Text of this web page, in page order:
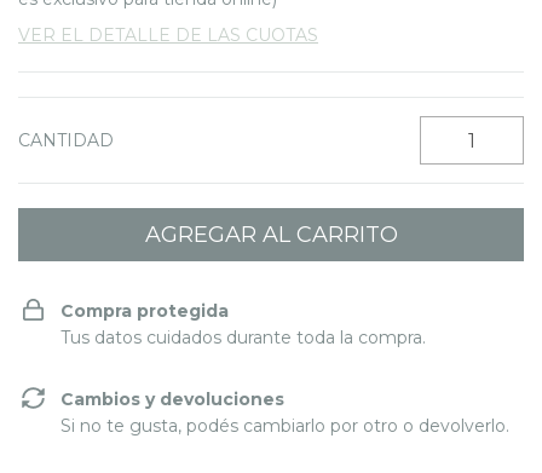
VER EL DETALLE DE LAS CUOTAS
CANTIDAD
Compra protegida
Tus datos cuidados durante toda la compra.
Cambios y devoluciones
Si no te gusta, podés cambiarlo por otro o devolverlo.